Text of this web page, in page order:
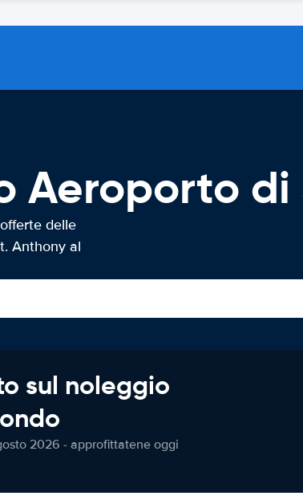
Aeroporto di
delle
Anthony al
sul noleggio
2026 - approfittatene oggi